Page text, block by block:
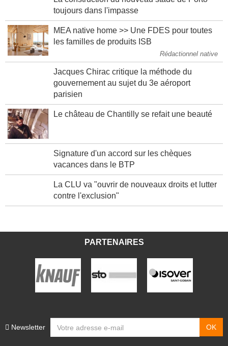
La construction du nouveau stade de Porto
MEA native home >> Une FDES pour toutes
Rédactionnel native
Jacques Chirac critique la méthode du
gouvernement au sujet du 3e aéroport
Signature d'un accord sur les chèques
La CLU va "ouvrir de nouveaux droits et lutter